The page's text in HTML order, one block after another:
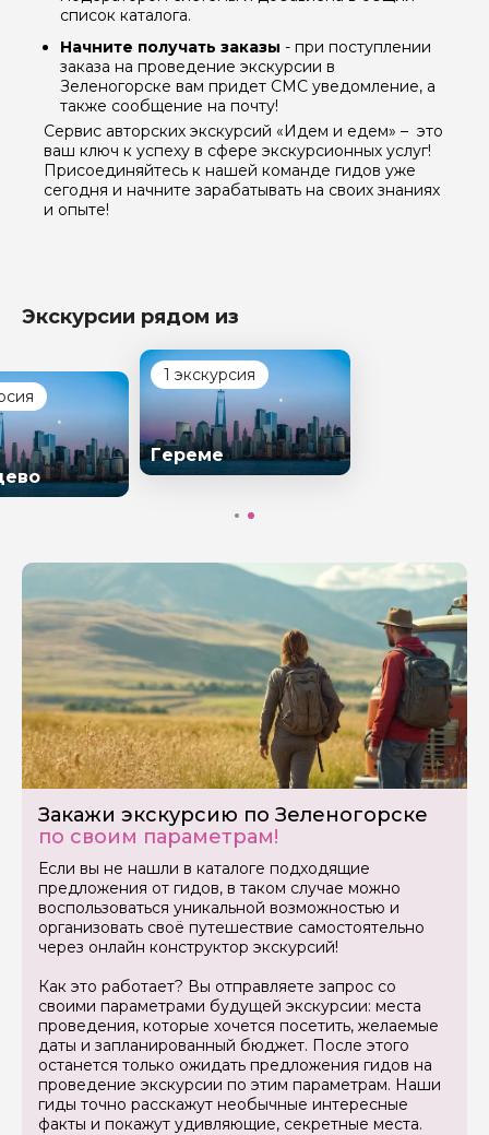
список каталога.
Начните получать заказы - при поступлении
заказа на проведение экскурсии в
Зеленогорске вам придет СМС уведомление, а
также сообщение на почту!
Сервис авторских экскурсий «Идем и едем» – это
ваш ключ к успеху в сфере экскурсионных услуг!
Присоединяйтесь к нашей команде гидов уже
сегодня и начните зарабатывать на своих знаниях
и опыте!
Экскурсии рядом из
1 экскурсия
Гереме
Закажи экскурсию по Зеленогорске
по своим параметрам!
Если вы не нашли в каталоге подходящие
предложения от гидов, в таком случае можно
воспользоваться уникальной возможностью и
организовать своё путешествие самостоятельно
через онлайн конструктор экскурсий!
Как это работает? Вы отправляете запрос со
своими параметрами будущей экскурсии: места
проведения, которые хочется посетить, желаемые
даты и запланированный бюджет. После этого
останется только ожидать предложения гидов на
проведение экскурсии по этим параметрам. Наши
гиды точно расскажут необычные интересные
факты и покажут удивляющие, секретные места.